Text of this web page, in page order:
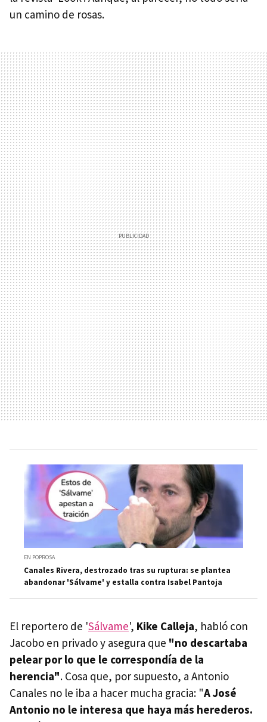
un camino de rosas.
EN POPROSA
Canales Rivera, destrozado tras su ruptura: se plantea
abandonar 'Sálvame' y estalla contra Isabel Pantoja
El reportero de 'Sálvame', Kike Calleja, habló con
Jacobo en privado y asegura que "no descartaba
pelear por lo que le correspondía de la
herencia". Cosa que, por supuesto, a Antonio
Canales no le iba a hacer mucha gracia: "A José
Antonio no le interesa que haya más herederos.